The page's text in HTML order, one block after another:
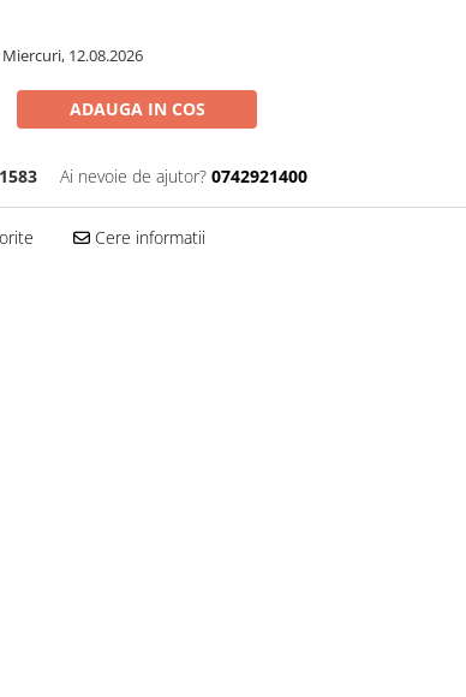
Miercuri, 12.08.2026
ADAUGA IN COS
Ai nevoie de ajutor? 0742921400
Cere informatii